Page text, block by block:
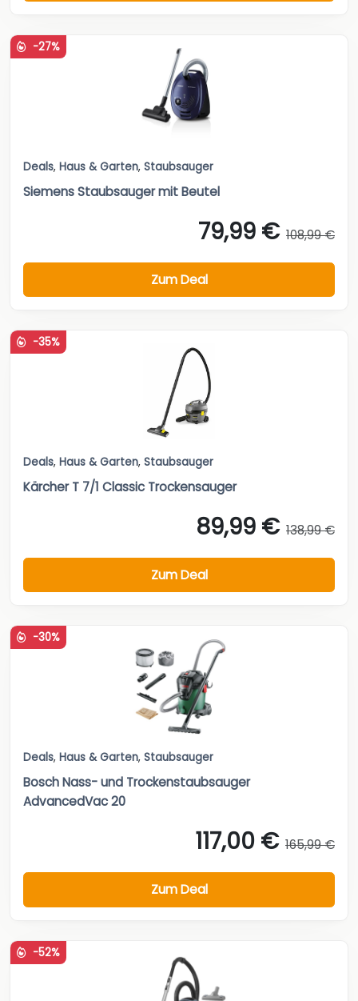
-27%
Deals, Haus & Garten, Staubsauger
Siemens Staubsauger mit Beutel
79,99 € 108,99 €
Zum Deal
-35%
Deals, Haus & Garten, Staubsauger
Kärcher T 7/1 Classic Trockensauger
89,99 € 138,99 €
Zum Deal
-30%
Deals, Haus & Garten, Staubsauger
Bosch Nass- und Trockenstaubsauger
AdvancedVac 20
117,00 € 165,99 €
Zum Deal
-52%